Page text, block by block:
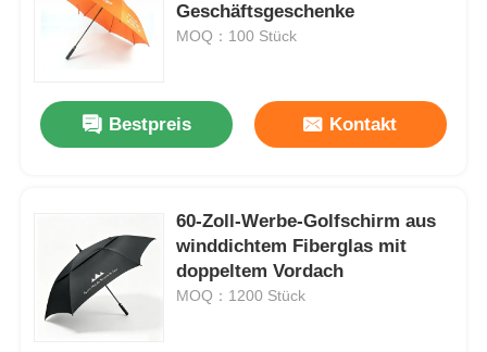
Geschäftsgeschenke
MOQ：100 Stück
Bestpreis Kontakt
60-Zoll-Werbe-Golfschirm aus
winddichtem Fiberglas mit
doppeltem Vordach
MOQ：1200 Stück